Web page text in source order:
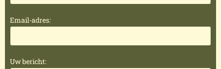
Email-adres:
Uw bericht: